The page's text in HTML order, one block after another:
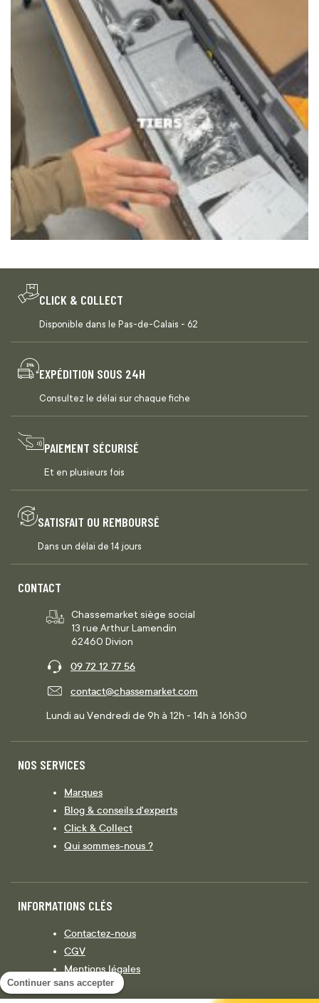
Continuer sans accepter
CLICK & COLLECT
Disponible dans le Pas-de-Calais - 62
EXPÉDITION SOUS 24H
Consultez le délai sur chaque fiche
PAIEMENT SÉCURISÉ
Et en plusieurs fois
SATISFAIT OU REMBOURSÉ
Dans un délai de 14 jours
CONTACT
Chassemarket siège social
13 rue Arthur Lamendin
62460 Divion
09 72 12 77 56
contact@chassemarket.com
Lundi au Vendredi de 9h à 12h - 14h à 16h30
NOS SERVICES
Marques
Blog & conseils d'experts
Click & Collect
Qui sommes-nous ?
INFORMATIONS CLÉS
Contactez-nous
CGV
Mentions légales
Législation